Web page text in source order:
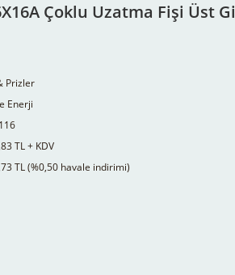
Çoklu Uzatma Fişi Üst
Prizler
Enerji
TL + KDV
TL (%0,50 havale indirimi)